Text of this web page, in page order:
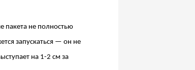
пакета не полностью
запускаться — он не
на 1-2 см за